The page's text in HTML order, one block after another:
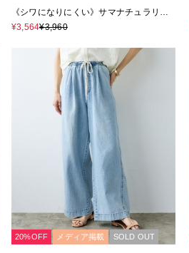
《シワになりにくい》サマナチュラリネ
ンライクセンタープレステーパードパン
¥3,564¥3,960
20%OFF メディア掲載 SOLD OUT